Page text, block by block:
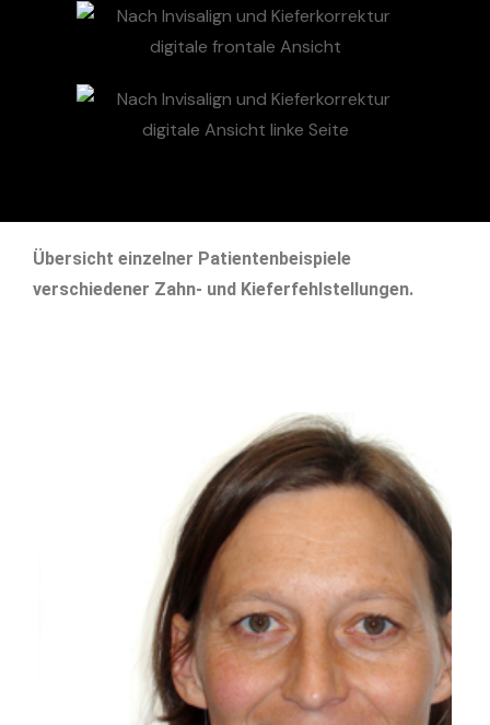
Übersicht einzelner Patientenbeispiele
verschiedener Zahn- und Kieferfehlstellungen.